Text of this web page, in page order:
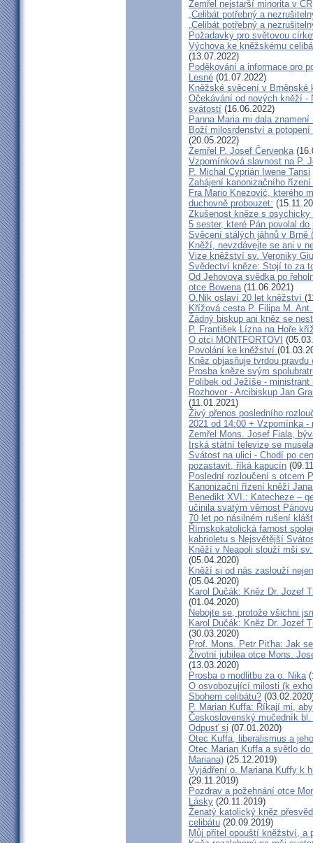
Zemřel nejstarší minorita v ČR
„Celibát potřebný a
„Celibát potřebný a
Požadavky pro světovou
Výchova ke kněžskému
(13.07.2022)
Poděkování a informace pro
Lesné (01.07.2022)
Kněžské svěcení v Brněnské
Očekávání od nových kněží -
svátostí (16.06.2022)
Panna Maria mi dala
Boží milosrdenství a
(20.05.2022)
Zemřel P. Josef Červenka
Vzpomínková slavnost na P.
P. Michal Cyprián Iwene Tansi
Zahájení kanonizačního
Fra Mario Knezović, kterého
duchovně probouzet:
Zkušenost kněze s psychicky
5 sester, které Pán povolal do
Svěcení stálých jáhnů v Brně
Kněží, nevzdávejte se ani v
Vize kněžství sv. Veroniky
Svědectví kněze: Stojí to za
Od Jehovova svědka po
otce Bowena(11.06.2021)
O.Nik oslaví 20 let kněžství
Křížová cesta P. Filipa M.
Žádný biskup ani kněz se
P. František Lízna na Hoře
O otci MONTFORTOVI
Povolání ke kněžství
Kněz objasňuje tvrdou
Prosba kněze svým
Polibek od Ježíše -
Rozhovor - Arcibiskup Jan
(11.01.2021)
Živý přenos posledního
2021 od 14:00 + Vzpomínka
Zemřel Mons. Josef Fiala,
Irská státní televize se
Svátost na ulici - Chodí po
pozastavit, říká kapucín
Poslední rozloučení s otcem
Kanonizační řízení kněží
Benedikt XVI.: Katecheze –
učinila svatým věrnost
70 let po násilném rušení
Římskokatolická farnost
kabrioletu s Nejsvětější
Kněží v Neapoli slouží mši
(05.04.2020)
Kněží si od nás zaslouží
(05.04.2020)
Karol Dučák: Kněz Dr. Jozef
(01.04.2020)
Nebojte se, protože všichni
Karol Dučák: Kněz Dr. Jozef
(30.03.2020)
Prof. Mons. Petr Piťha: Jak
Životní jubilea otce Mons.
(13.03.2020)
Prosba o modlitbu za o. Nika
O osvobozující milosti (k
Sbohem celibátu?
P. Marian Kuffa: Říkají mi,
Československý mučedník
Odpusť si (07.01.2020)
Otec Kuffa, liberalismus a
Otec Marian Kuffa a světlo
Mariana) (25.12.2019)
Vyjádření o. Mariana Kuffy k
(29.11.2019)
Pozdrav a požehnání otce
Lásky (20.11.2019)
Ženatý katolický kněz
celibátu (20.09.2019)
Můj přítel opouští kněžství, a